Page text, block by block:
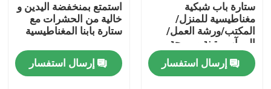
ستارة باب شبكية
مغناطيسية للمنزل/
المكتب/ورشة العمل/
المرآب متينة ومريحة
بفتحات مغناطيسية
إرسال استفسار
استمتع بمنخفضة اليدين و
خالية من الحشرات مع
ستارة بابنا المغناطيسية
إرسال استفسار